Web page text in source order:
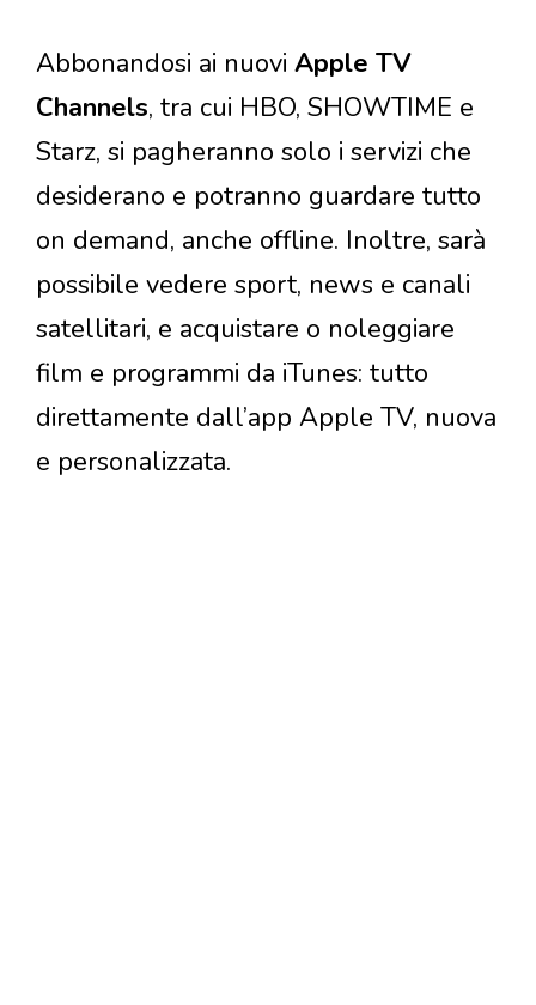
Abbonandosi ai nuovi Apple TV
Channels, tra cui HBO, SHOWTIME e
Starz, si pagheranno solo i servizi che
desiderano e potranno guardare tutto
on demand, anche offline. Inoltre, sarà
possibile vedere sport, news e canali
satellitari, e acquistare o noleggiare
film e programmi da iTunes: tutto
direttamente dall’app Apple TV, nuova
e personalizzata.